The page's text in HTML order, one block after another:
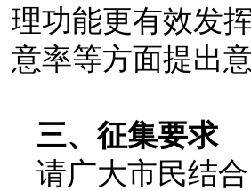
理功能更有效发
意率等方面提出
三、征集要求
请广大市民结